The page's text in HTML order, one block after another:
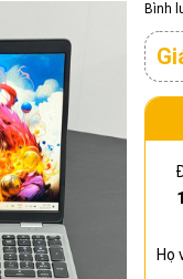
Bình
Họ